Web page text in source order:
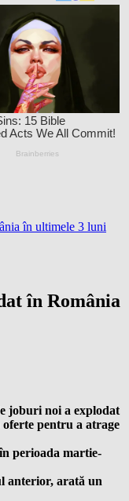
în ultimele 3 luni
în România
joburi noi a explodat
pentru a atrage
perioada martie-
anterior, arată un